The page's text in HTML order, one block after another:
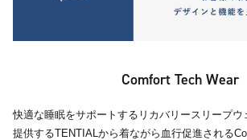
Comfort Tech Wear
快適な睡眠をサポートするリカバリースリープウ
提供するTENTIALから着ながら血行促進される